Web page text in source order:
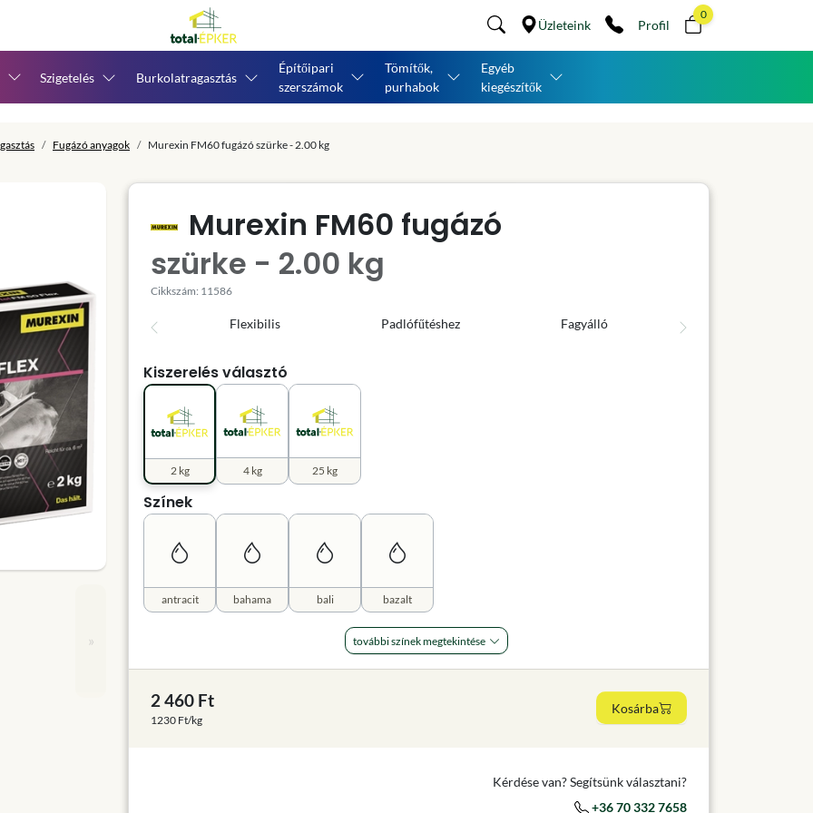
Üzleteink Profil
0
Szigetelés Burkolatragasztás
Építőipari
szerszámok
Tömítők,
purhabok
Egyéb
kiegészítők
Fugázó anyagok Murexin FM60 fugázó szürke - 2.00 kg
»
Murexin FM60 fugázó
szürke - 2.00 kg
Cikkszám: 11586
Flexibilis Padlófűtéshez Fagyálló
Kiszerelés választó
2 kg 4 kg 25 kg
Színek
antracit bahama bali bazalt
további színek megtekintése
2 460 Ft
1230 Ft/kg
Kosárba
Kérdése van? Segítsünk választani?
+36 70 332 7658